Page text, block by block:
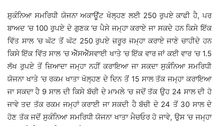
ਸੁਕੰਨਿਆ ਸਮਰਿਧੀ ਯੋਜਨਾ ਅਕਾਊਂਟ ਖੋਲ੍ਹਣ ਲਈ 250 ਰੁਪਏ ਕਾਫੀ ਹੈ, ਪਰ
ਬਾਅਦ ‘ਚ 100 ਰੁਪਏ ਦੇ ਗੁਣਕ ‘ਚ ਪੈਸੇ ਜਮ੍ਹਾ ਕਰਾਏ ਜਾ ਸਕਦੇ ਹਨ ਕਿਸੇ ਇੱਕ
ਵਿੱਤ ਸਾਲ ‘ਚ ਘੱਟ ਤੋਂ ਘੱਟ 250 ਰੁਪਏ ਜ਼ਰੂਰ ਜਮ੍ਹਾ ਕਰਾਏ ਜਾਣੇ ਚਾਹੀਦੇ ਹਨ
ਕਿਸੇ ਇੱਕ ਵਿੱਤ ਸਾਲ ‘ਚ ਐੱਸਐੱਸਵਾਈ ਖਾਤੇ ‘ਚ ਇੱਕ ਵਾਰ ਜਾਂ ਕਈ ਵਾਰ ‘ਚ 1.5
ਲੱਖ ਰੁਪਏ ਤੋਂ ਜ਼ਿਆਦਾ ਜਮ੍ਹਾ ਨਹੀਂ ਕਰਾਇਆ ਜਾ ਸਕਦਾ ਸੁਕੰਨਿਆ ਸਮਰਿਧੀ
ਯੋਜਨਾ ਖਾਤੇ ‘ਚ ਰਕਮ ਖਾਤਾ ਖੋਲ੍ਹਣ ਦੇ ਦਿਨ ਤੋਂ 15 ਸਾਲ ਤੱਕ ਜਮ੍ਹਾ ਕਰਾਇਆ
ਜਾ ਸਕਦਾ ਹੈ 9 ਸਾਲ ਦੀ ਕਿਸੇ ਬੱਚੀ ਦੇ ਮਾਮਲੇ ‘ਚ ਜਦੋਂ ਤੱਕ ਉਹ 24 ਸਾਲ ਦੀ ਹੋ
ਜਾਵੇ ਤਦ ਤੱਕ ਰਕਮ ਜਮ੍ਹਾਂ ਕਰਾਈ ਜਾ ਸਕਦੀ ਹੈ ਬੱਚੀ ਦੇ 24 ਤੋਂ 30 ਸਾਲ ਦੇ
ਹੋਣ ਤੱਕ ਜਦੋਂ ਸੁਕੰਨਿਆ ਸਮਰਿਧੀ ਯੋਜਨਾ ਖਾਤਾ ਮੈਚਓਰ ਹੋ ਜਾਵੇ, ਉਸ ‘ਚ ਜਮ੍ਹਾ